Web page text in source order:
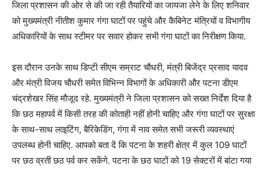
जिला प्रशासन की ओर से की जा रही तैयारियों का जायजा लेने के लिए शनिवार
को मुख्यमंत्री नीतीश कुमार गंगा घाटों पर पहुंचे और कैबिनेट मंत्रियों व विभागीय
अधिकारियों के साथ स्टीमर पर सवार होकर सभी गंगा घाटों का निरीक्षण किया.
इस दौरान उनके साथ डिप्टी सीएम सम्राट चौधरी, मंत्री बिजेंद्र प्रसाद यादव
और मंत्री विजय चौधरी समेत विभिन्न विभागों के अधिकारी और पटना डीएम
चंद्रशेखर सिंह मौजूद रहे. मुख्यमंत्री ने जिला प्रशासन को सख्त निर्देश दिया है
कि छठ महापर्व में किसी तरह की कोताही नहीं होनी चाहिए और गंगा घाटों पर सुरक्षा
के साथ-साथ लाइटिंग, बैरिकेडिंग, गंगा में नाव समेत सभी जरूरी व्यवस्थाएं
उपलब्ध होनी चाहिए. आपको बता दें कि पटना के शहरी क्षेत्र में कुल 109 घाटों
पर छठ व्रती छठ पर्व कर सकेंगे. पटना के छठ घाटों को 19 सेक्टरों में बांटा गया